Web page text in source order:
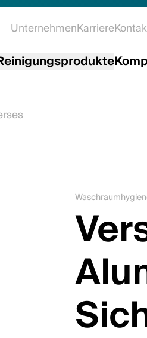
UnternehmenKarriere